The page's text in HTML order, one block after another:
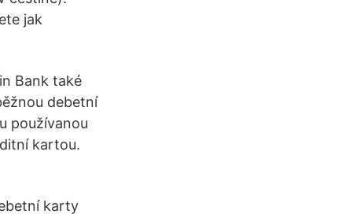
jak
Bank také
debetní
používanou
kartou.
karty